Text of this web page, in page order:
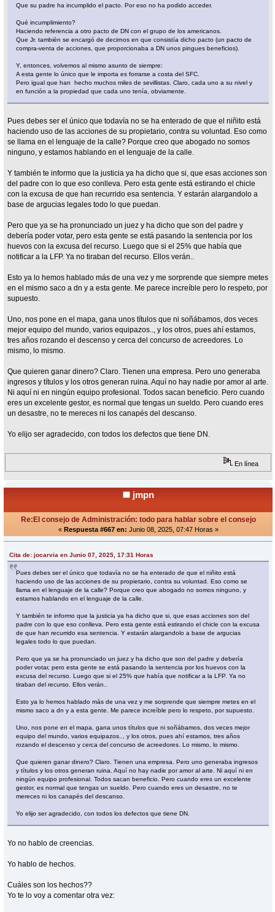
Que su padre ha incumplido el pacto. Por eso no ha podido acceder.
Qué incumplimiento?
Haciendo referencia a otro pacto de DN con el grupo de los americanos.
Que Jr. también se encargó de decirnos en que consistía dicho pacto (un pacto de
compra-venta de acciones, que proporcionaba a DN unos pingues beneficios).
Y, entonces, volvemos al mismo asunto de siempre:
A esta gente lo único que le importa es forrarse a costa del SFC.
Pero igual que han hecho muchos miles de sevillistas. Claro, cada uno a su nivel y
en función a la propiedad que cada uno tenía, obviamente.
Pues debes ser el único que todavía no se ha enterado de que el niñito está
haciendo uso de las acciones de su propietario, contra su voluntad. Eso como
se llama en el lenguaje de la calle? Porque creo que abogado no somos
ninguno, y estamos hablando en el lenguaje de la calle.
Y también te informo que la justicia ya ha dicho que si, que esas acciones son
del padre con lo que eso conlleva. Pero esta gente está estirando el chicle
con la excusa de que han recurrido esa sentencia. Y estarán alargandolo a
base de argucias legales todo lo que puedan.
Pero que ya se ha pronunciado un juez y ha dicho que son del padre y
debería poder votar, pero esta gente se está pasando la sentencia por los
huevos con la excusa del recurso. Luego que si el 25% que había que
notificar a la LFP. Ya no tiraban del recurso. Ellos verán..
Esto ya lo hemos hablado más de una vez y me sorprende que siempre metes
en el mismo saco a dn y a esta gente. Me parece increíble pero lo respeto, por
supuesto.
Uno, nos pone en el mapa, gana unos títulos que ni soñábamos, dos veces
mejor equipo del mundo, varios equipazos.., y los otros, pues ahí estamos,
tres años rozando el descenso y cerca del concurso de acreedores. Lo
mismo, lo mismo.
Que quieren ganar dinero? Claro. Tienen una empresa. Pero uno generaba
ingresos y títulos y los otros generan ruina. Aquí no hay nadie por amor al arte.
Ni aquí ni en ningún equipo profesional. Todos sacan beneficio. Pero cuando
eres un excelente gestor, es normal que tengas un sueldo. Pero cuando eres
un desastre, no te mereces ni los canapés del descanso.
Yo elijo ser agradecido, con todos los defectos que tiene DN.
En línea
jmpn
Re:El consejo de Administración: todo para hablar sobre el consejo
« Respuesta #667 en: Junio 08, 2025, 07:47 Horas »
Cita de: jocarvia en Junio 07, 2025, 17:31 Horas
Pues debes ser el único que todavía no se ha enterado de que el niñito está
haciendo uso de las acciones de su propietario, contra su voluntad. Eso como se
llama en el lenguaje de la calle? Porque creo que abogado no somos ninguno, y
estamos hablando en el lenguaje de la calle.
Y también te informo que la justicia ya ha dicho que si, que esas acciones son del
padre con lo que eso conlleva. Pero esta gente está estirando el chicle con la excusa
de que han recurrido esa sentencia. Y estarán alargandolo a base de argucias
legales todo lo que puedan.
Pero que ya se ha pronunciado un juez y ha dicho que son del padre y debería
poder votar, pero esta gente se está pasando la sentencia por los huevos con la
excusa del recurso. Luego que si el 25% que había que notificar a la LFP. Ya no
tiraban del recurso. Ellos verán..
Esto ya lo hemos hablado más de una vez y me sorprende que siempre metes en el
mismo saco a dn y a esta gente. Me parece increíble pero lo respeto, por supuesto.
Uno, nos pone en el mapa, gana unos títulos que ni soñábamos, dos veces mejor
equipo del mundo, varios equipazos.., y los otros, pues ahí estamos, tres años
rozando el descenso y cerca del concurso de acreedores. Lo mismo, lo mismo.
Que quieren ganar dinero? Claro. Tienen una empresa. Pero uno generaba ingresos
y títulos y los otros generan ruina. Aquí no hay nadie por amor al arte. Ni aquí ni en
ningún equipo profesional. Todos sacan beneficio. Pero cuando eres un excelente
gestor, es normal que tengas un sueldo. Pero cuando eres un desastre, no te
mereces ni los canapés del descanso.
Yo elijo ser agradecido, con todos los defectos que tiene DN.
Yo no hablo de creencias.
Yo hablo de hechos.
Cuáles son los hechos??
Yo te lo voy a comentar otra vez: